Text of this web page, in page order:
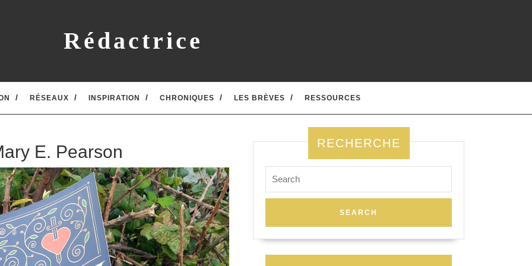
Rédactrice
RÉSEAUX INSPIRATION CHRONIQUES LES BRÈVES RESSOURCES
E. Pearson RECHERCHE
for: